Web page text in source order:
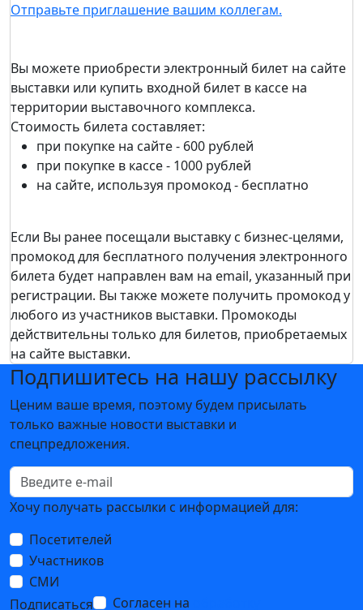
Отправьте приглашение вашим коллегам.
Вы можете приобрести электронный билет на сайте
выставки или купить входной билет в кассе на
территории выставочного комплекса.
Стоимость билета составляет:
при покупке на сайте - 600 рублей
при покупке в кассе - 1000 рублей
на сайте, используя промокод - бесплатно
Если Вы ранее посещали выставку c бизнес-целями,
промокод для бесплатного получения электронного
билета будет направлен вам на email, указанный при
регистрации. Вы также можете получить промокод у
любого из участников выставки. Промокоды
действительны только для билетов, приобретаемых
на сайте выставки.
Подпишитесь на нашу рассылку
Ценим ваше время, поэтому будем присылать
только важные новости выставки и
спецпредложения.
Хочу получать рассылки с информацией для:
Посетителей
Участников
СМИ
Подписаться
Согласен на